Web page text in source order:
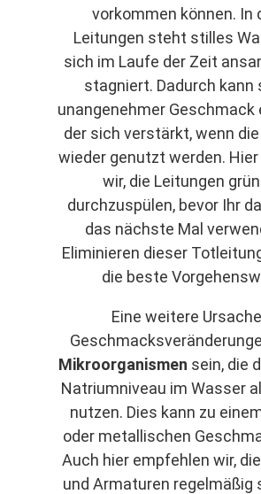
vorkommen können. In
Leitungen steht stilles
sich im Laufe der Zeit
stagniert. Dadurch kann
unangenehmer Geschmack
der sich verstärkt, wenn
wieder genutzt werden.
wir, die Leitungen
durchzuspülen, bevor Ihr
das nächste Mal
Eliminieren dieser
die beste
Eine weitere
Mikroorganismen sein, die
Natriumniveau im Wasser
nutzen. Dies kann zu
oder metallischen
Auch hier empfehlen wir,
und Armaturen regelmäßig